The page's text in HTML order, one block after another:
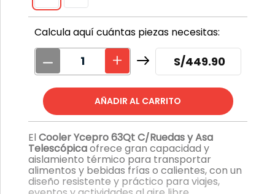
Calcula aquí cuántas piezas necesitas:
S/449.90
El Cooler Ycepro 63Qt C/Ruedas y Asa
Telescópicaofrece gran capacidad y
aislamiento térmico para transportar
alimentos y bebidas frías o calientes, con un
diseño resistente y práctico para viajes,